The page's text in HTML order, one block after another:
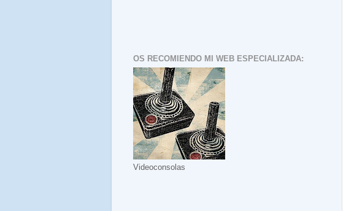
OS RECOMIENDO MI WEB ESPECIALIZADA:
Videoconsolas